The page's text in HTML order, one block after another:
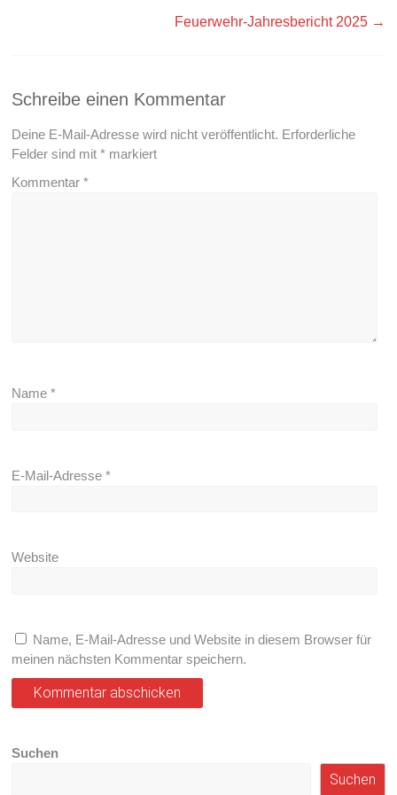
Feuerwehr-Jahresbericht 2025 →
Schreibe einen Kommentar
Deine E-Mail-Adresse wird nicht veröffentlicht. Erforderliche
Felder sind mit* markiert
Kommentar*
Name*
E-Mail-Adresse*
Website
Name, E-Mail-Adresse und Website in diesem Browser für
meinen nächsten Kommentar speichern.
Suchen
Suchen